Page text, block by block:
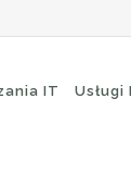
IT Usługi